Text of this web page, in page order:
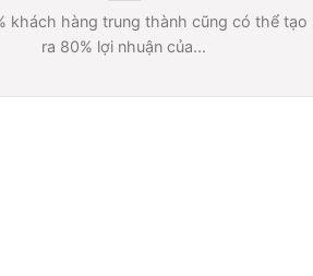
khách hàng trung thành cũng có thể tạo
ra 80% lợi nhuận của...